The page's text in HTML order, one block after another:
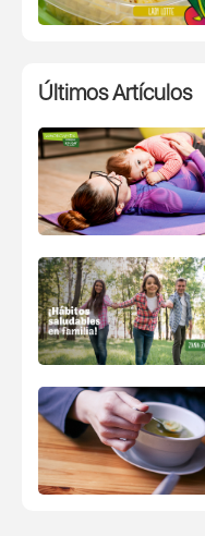
Últimos Artículos